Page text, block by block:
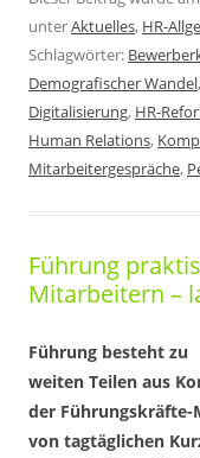
unterAktuelles, HR-
Schlagwörter:
Demografischer Wandel,
Digitalisierung, HR-
Human Relations,
Mitarbeitergespräche,
Führung
Mitarbeitern –
Führung besteht zu
weiten Teilen aus
der
von tagtäglichen